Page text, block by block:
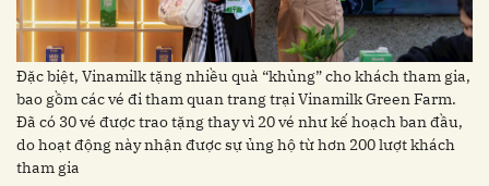
Đặc biệt, Vinamilk tặng nhiều quà “khủng” cho khách tham gia,
bao gồm các vé đi tham quan trang trại Vinamilk Green Farm.
Đã có 30 vé được trao tặng thay vì 20 vé như kế hoạch ban đầu,
do hoạt động này nhận được sự ủng hộ từ hơn 200 lượt khách
tham gia